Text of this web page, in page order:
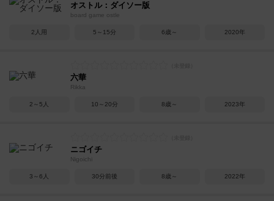
オストル：ダイソー版
board game ostle
2人用 5～15分 6歳～ 2020年
六華
Rikka
2～5人 10～20分 8歳～ 2023年
ニゴイチ
Nigoichi
3～6人 30分前後 8歳～ 2022年